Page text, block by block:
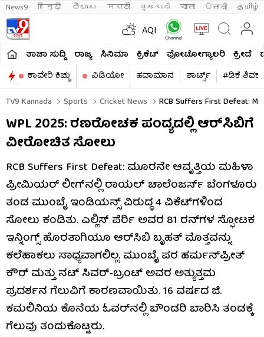
News9 हिन्दी తెలుగు मराठी ગુજરાતી বাংলা ਪੰਜਾਬੀ தமிழ்
AQI
ತಾಜಾ ಸುದ್ದಿ ರಾಜ್ಯ ಸಿನಿಮಾ ಕ್ರಿಕೆಟ್​ ಫೋಟೋಗ್ಯಾಲರಿ ಕ್ರೀಡೆ
ಕಾವೇರಿ ಕಿಚ್ಚು
ವಿಡಿಯೋ ಹವಾಮಾನ ಶಾರ್ಟ್ಸ್​
#ಡಿಕೆ
TV9 Kannada
Sports Cricket News RCB Suffers First Defeat:
WPL 2025: ರಣರೋಚಕ ಪಂದ್ಯದಲ್ಲಿ ಆರ್​ಸಿಬಿಗೆ
ವೀರೋಚಿತ ಸೋಲು
RCB Suffers First Defeat: ಮೂರನೇ ಆವೃತ್ತಿಯ ಮಹಿಳಾ
ಪ್ರೀಮಿಯರ್ ಲೀಗ್‌ನಲ್ಲಿ ರಾಯಲ್ ಚಾಲೆಂಜರ್ಸ್ ಬೆಂಗಳೂರು
ತಂಡ ಮುಂಬೈ ಇಂಡಿಯನ್ಸ್ ವಿರುದ್ಧ 4 ವಿಕೆಟ್‌ಗಳಿಂದ
ಸೋಲು ಕಂಡಿತು. ಎಲ್ಲಿಸ್ ಪೆರ್ರಿ ಅವರ 81 ರನ್‌ಗಳ ಸ್ಫೋಟಕ
ಇನ್ನಿಂಗ್ಸ್‌ ಹೊರತಾಗಿಯೂ ಆರ್‌ಸಿಬಿ ಬೃಹತ್ ಮೊತ್ತವನ್ನು
ಕಲೆಹಾಕಲು ಸಾಧ್ಯವಾಗಲಿಲ್ಲ. ಮುಂಬೈ ಪರ ಹರ್ಮನ್‌ಪ್ರೀತ್
ಕೌರ್ ಮತ್ತು ನಟ್ ಸಿವರ್-ಬ್ರಂಟ್ ಅವರ ಅತ್ಯುತ್ತಮ
ಪ್ರದರ್ಶನ ಗೆಲುವಿಗೆ ಕಾರಣವಾಯಿತು. 16 ವರ್ಷದ ಜಿ.
ಕಮಲಿನಿಯ ಕೊನೆಯ ಓವರ್‌ನಲ್ಲಿ ಬೌಂಡರಿ ಬಾರಿಸಿ ತಂಡಕ್ಕೆ
ಗೆಲುವು ತಂದುಕೊಟ್ಟರು.